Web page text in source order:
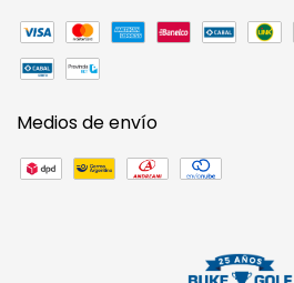
Medios de envío